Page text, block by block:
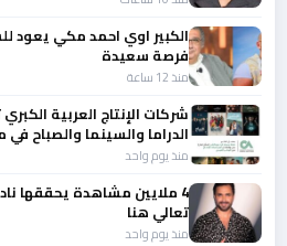
الكبير اوي احمد مكي يعود
فرصة سعيدة
منذ 12 ساعة
شركات الإنتاج العربية
الدراما والسينما والصباح
منذ يوم واحد
4 ملايين مشاهدة يحققها
تعالي هنا
منذ يوم واحد